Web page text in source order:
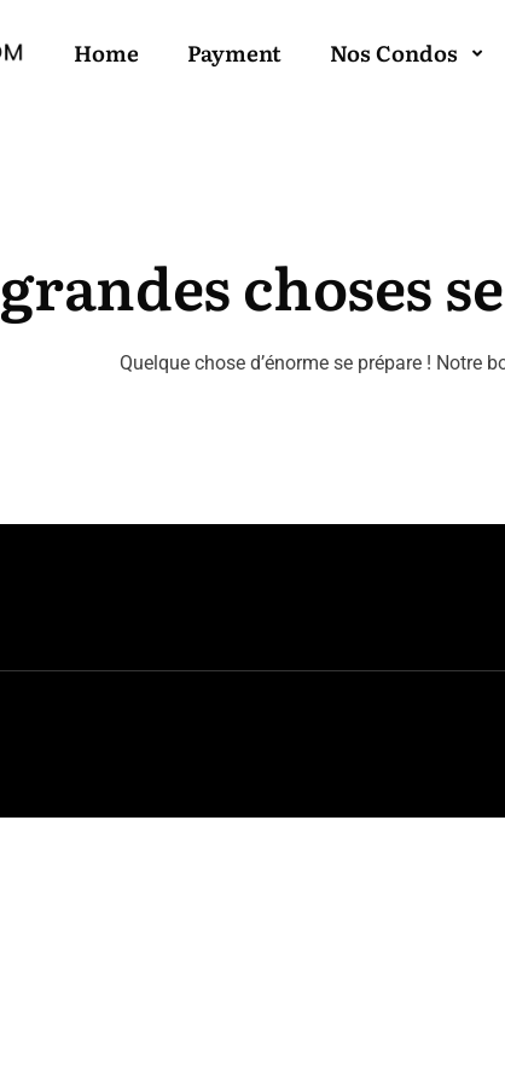
Home Payment Nos Condos
choses
Quelque chose d’énorme se prépare ! Notre